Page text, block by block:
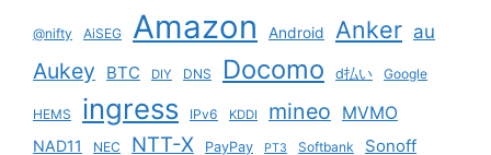
@nifty AiSEG Amazon Android Anker au
Aukey BTC DIY DNS Docomo d払い Google
HEMS ingress IPv6 KDDI mineo MVMO
NAD11 NEC NTT-X PayPay PT3 Softbank Sonoff